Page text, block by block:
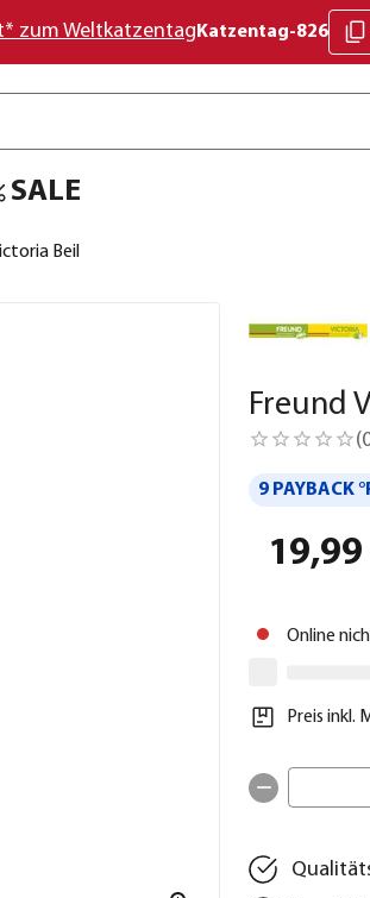
zum Weltkatzentag Katzentag-826
SALE
Beil
Freund
(
9 PAYBACK
19,99
Online
Preis inkl.